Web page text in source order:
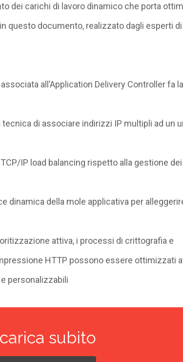
dei carichi di lavoro dinamico che porta
questo documento, realizzato dagli esperti
all’Application Delivery Controller fa la
tecnica di associare indirizzi IP multipli ad un
IP load balancing rispetto alla gestione
dinamica della mole applicativa per
attiva, i processi di crittografia e
HTTP possono essere ottimizzati
personalizzabili
subito